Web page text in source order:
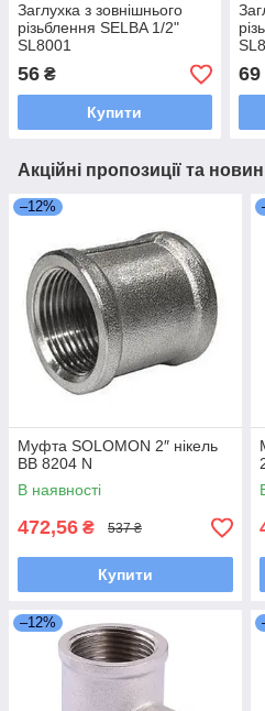
Заглухка з зовнішнього
різьблення SELBA 1/2"
SL8001
56 ₴
Купити
69
Акційні пропозиції та
–12%
Муфта SOLOMON 2″ нікель
ВВ 8204 N
В наявності
472,56 ₴ 537 ₴
Купити
–12%